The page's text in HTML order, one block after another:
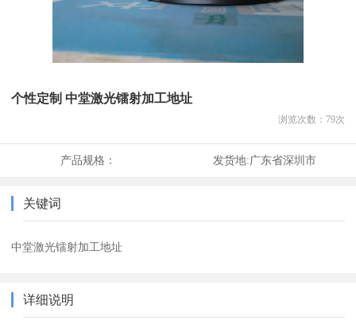
个性定制 中堂激光镭射加工地址
浏览次数： 79次
产品规格： 发货地:广东省深圳市
关键词
中堂激光镭射加工地址
详细说明